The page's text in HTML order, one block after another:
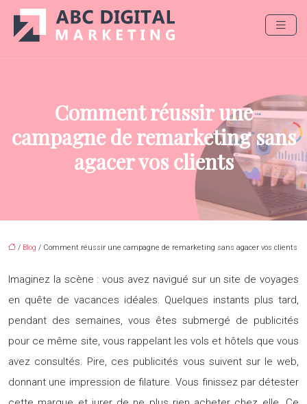
Comment réussir une
campagne de remarketing sans
agacer vos clients
/ Blog / Comment réussir une campagne de remarketing sans agacer vos clients
Imaginez la scène : vous avez navigué sur un site de voyages
en quête de vacances idéales. Quelques instants plus tard,
pendant des semaines, vous êtes submergé de publicités
pour ce même site, vous rappelant les vols et hôtels que vous
avez consultés. Pire, ces publicités vous suivent sur le web,
donnant une impression de filature. Vous finissez par détester